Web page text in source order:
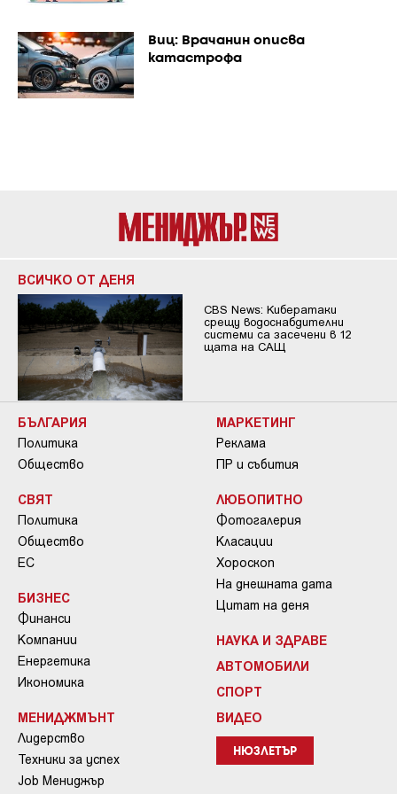
Виц: Врачанин описва
катастрофа
ВСИЧКО ОТ ДЕНЯ
CBS News: Кибератаки
срещу водоснабдителни
системи са засечени в 12
щата на САЩ
БЪЛГАРИЯ
Политика
Общество
СВЯТ
Политика
Общество
ЕС
БИЗНЕС
Финанси
Компании
Енергетика
Икономика
МЕНИДЖМЪНТ
Лидерство
Техники за успех
Job Мениджър
МАРКЕТИНГ
Реклама
ПР и събития
ЛЮБОПИТНО
Фотогалерия
Класации
Хороскоп
На днешната дата
Цитат на деня
НАУКА И ЗДРАВЕ
АВТОМОБИЛИ
СПОРТ
ВИДЕО
НЮЗЛЕТЪР